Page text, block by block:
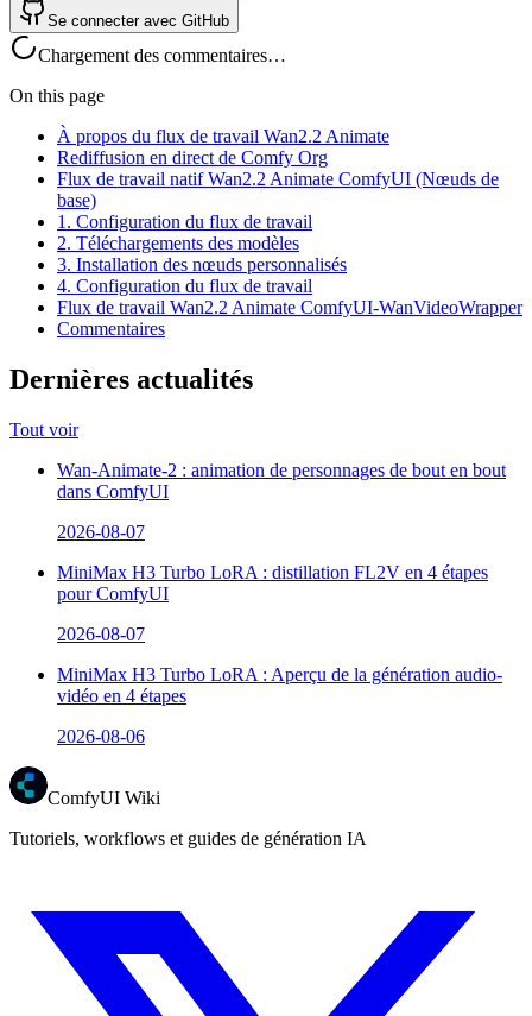
Se connecter avec GitHub
Chargement des commentaires…
On this page
À propos du flux de travail Wan2.2 Animate
Rediffusion en direct de Comfy Org
Flux de travail natif Wan2.2 Animate ComfyUI (Nœuds de
base)
1. Configuration du flux de travail
2. Téléchargements des modèles
3. Installation des nœuds personnalisés
4. Configuration du flux de travail
Flux de travail Wan2.2 Animate ComfyUI-WanVideoWrapper
Commentaires
Dernières actualités
Tout voir
Wan-Animate-2 : animation de personnages de bout en bout
dans ComfyUI
2026-08-07
MiniMax H3 Turbo LoRA : distillation FL2V en 4 étapes
pour ComfyUI
2026-08-07
MiniMax H3 Turbo LoRA : Aperçu de la génération audio-
vidéo en 4 étapes
2026-08-06
ComfyUI Wiki
Tutoriels, workflows et guides de génération IA